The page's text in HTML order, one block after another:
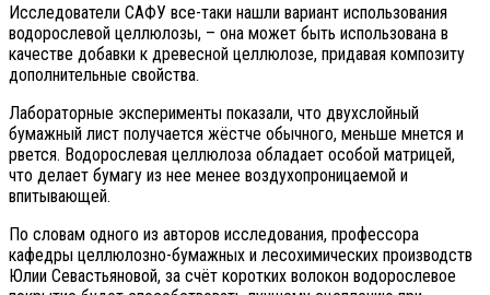
Исследователи САФУ все-таки нашли вариант использования
водорослевой целлюлозы, – она может быть использована в
качестве добавки к древесной целлюлозе, придавая композиту
дополнительные свойства.
Лабораторные эксперименты показали, что двухслойный
бумажный лист получается жёстче обычного, меньше мнется и
рвется. Водорослевая целлюлоза обладает особой матрицей,
что делает бумагу из нее менее воздухопроницаемой и
впитывающей.
По словам одного из авторов исследования, профессора
кафедры целлюлозно-бумажных и лесохимических производств
Юлии Севастьяновой, за счёт коротких волокон водорослевое